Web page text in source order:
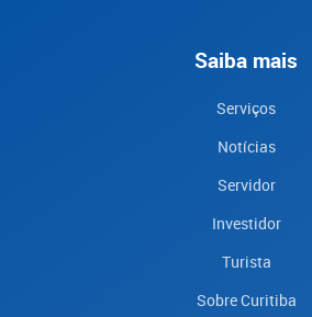
Saiba mais
Serviços
Notícias
Servidor
Investidor
Turista
Sobre Curitiba